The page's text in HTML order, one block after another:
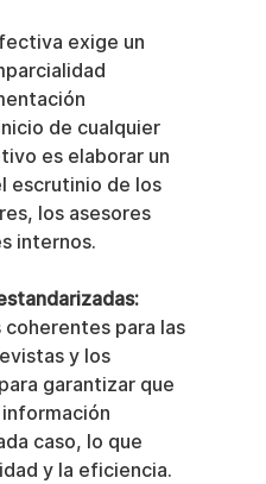
exige un
de cualquier
es elaborar un
escrutinio de los
los asesores
internos.
coherentes para las
y los
garantizar que
caso, lo que
y la eficiencia.